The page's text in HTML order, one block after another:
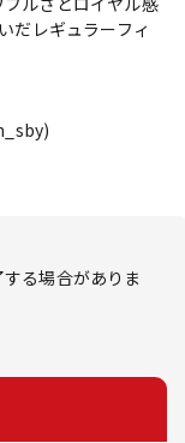
だレギュラーフィ
る場合がありま